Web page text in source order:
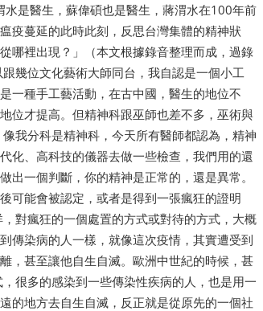
水是醫生，蘇偉碩也是醫生，蔣渭水在100年前
疫蔓延的此時此刻，反思台灣集體的精神狀
哪裡出現？」（本文根據錄音整理而成，過錄
幾位文化藝術大師同台，我自認是一個小工
一種手工藝活動，在古中國，醫生的地位不
位才提高。但精神科跟巫師也差不多，巫術與
我分科是精神科，今天所有醫師都認為，精神
化、高科技的儀器去做一些檢查，我們用的還
一個判斷，你的精神是正常的，還是異常。
可能會被認定，或者是得到一張瘋狂的證明
對瘋狂的一個處置的方式或對待的方式，大概
傳染病的人一樣，就像這次疫情，其實遭受到
，甚至讓他自生自滅。歐洲中世紀的時候，甚
很多的感染到一些傳染性疾病的人，也是用一
的地方去自生自滅，反正就是從原先的一個社